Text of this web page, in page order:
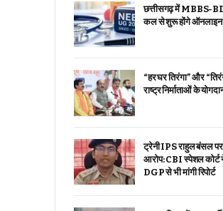
छत्तीसगढ़ में MBBS-
कल से शुरू होंगे
“हर घर तिरंगा” और
राष्ट्र निर्माताओं के
ट्रेनी IPS राहुल बंसल पर
आरोप: CBI स्पेशल कोर्ट
DGP से भी मांगी रिपोर्ट